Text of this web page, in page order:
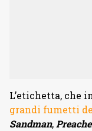
L’etichetta, che
grandi fumetti
Sandman,